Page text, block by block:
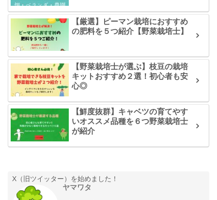
【厳選】ピーマン栽培におすすめ
の肥料を５つ紹介【野菜栽培士】
【野菜栽培士が選ぶ】枝豆の栽培
キットおすすめ２選！初心者も安
心◎
【鮮度抜群】キャベツの育てやす
いオススメ品種を６つ野菜栽培士
が紹介
X（旧ツイッター）を始めました！
ヤマワタ